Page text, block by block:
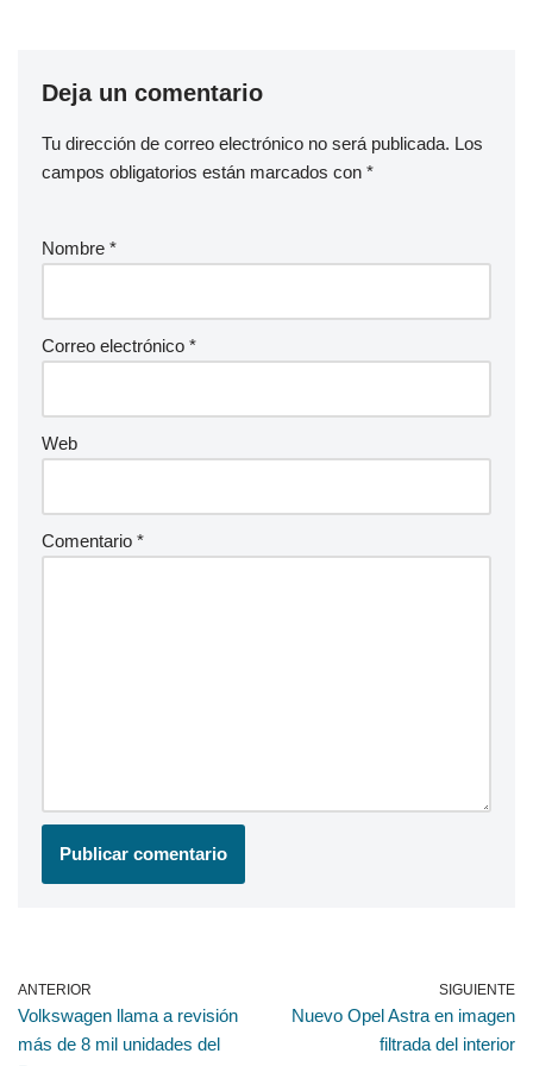
Deja un comentario
Tu dirección de correo electrónico no será publicada. Los
campos obligatorios están marcados con *
Nombre *
Correo electrónico *
Web
Comentario *
ANTERIOR
Volkswagen llama a revisión
más de 8 mil unidades del
SIGUIENTE
Nuevo Opel Astra en imagen
filtrada del interior